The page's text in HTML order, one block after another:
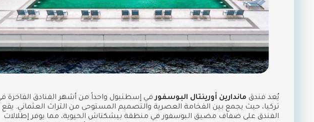
يُعد فندق ماندارين أورينتال البوسفورفي إسطنبول واحداً من أشهر الفنادق الفاخرة
تركيا، حيث يجمع بين الفخامة العصرية والتصميم المستوحى من التراث العثماني. يقع
الفندق على ضفاف مضيق البوسفور في منطقة بيشكتاش الحيوية، مما يوفر إطلالات